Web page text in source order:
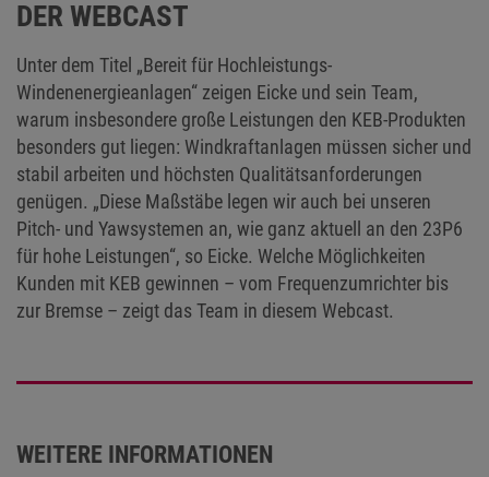
DER WEBCAST
Unter dem Titel „Bereit für Hochleistungs-
Windenenergieanlagen“ zeigen Eicke und sein Team,
warum insbesondere große Leistungen den KEB-Produkten
besonders gut liegen: Windkraftanlagen müssen sicher und
stabil arbeiten und höchsten Qualitätsanforderungen
genügen. „Diese Maßstäbe legen wir auch bei unseren
Pitch- und Yawsystemen an, wie ganz aktuell an den 23P6
für hohe Leistungen“, so Eicke. Welche Möglichkeiten
Kunden mit KEB gewinnen – vom Frequenzumrichter bis
zur Bremse – zeigt das Team in diesem Webcast.
WEITERE INFORMATIONEN